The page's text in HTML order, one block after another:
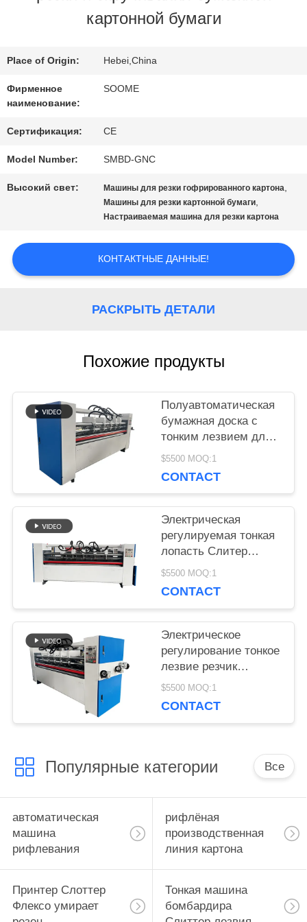
ЗАВОДУ
КОНТРОЛЬ
КАЧЕСТВА
СВЯЖИТЕСЬ
С
НАМИ
ЗАПРОСИТЕ
ЦИТАТУ
САЙТА
ПОЛИТИКА
УЕДИНЕНИЯ
картонной бумаги
Place of Origin: Hebei,China
Фирменное
наименование:
SOOME
Сертификация: CE
Model Number: SMBD-GNC
Высокий свет: Машины для резки гофрированного картона,
Машины для резки картонной бумаги,
Настраиваемая машина для резки картона
КОНТАКТНЫЕ ДАННЫЕ!
РАСКРЫТЬ ДЕТАЛИ
Похожие продукты
Полуавтоматическая
бумажная доска с
тонким лезвием для
картонной коробки
$5500 MOQ:1
CONTACT
Электрическая
регулируемая тонкая
лопасть Слитер
Скортер Картон из
картона
$5500 MOQ:1
CONTACT
Электрическое
регулирование тонкое
лезвие резчик
сборщик с ручным
$5500 MOQ:1
CONTACT
Популярные категории Все
автоматическая
машина
рифлевания
рифлёная
производственная
линия картона
Принтер Слоттер
Флексо умирает
Тонкая машина
бомбардира